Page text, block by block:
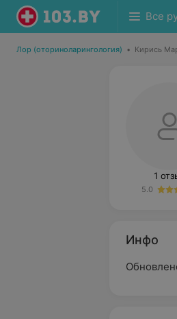
Все
Лор (оториноларингология) • Кирись
1
5.0
Инфо